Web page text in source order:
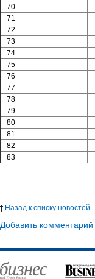
70
71
72
73
74
75
76
77
78
79
80
81
82
83
Назад к списку новостей
Добавить комментарий